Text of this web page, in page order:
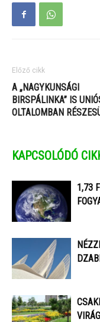
Előző cikk
A „NAGYKUNSÁGI
BIRSPÁLINKA” IS
OLTALOMBAN
KAPCSOLÓDÓ
1,73